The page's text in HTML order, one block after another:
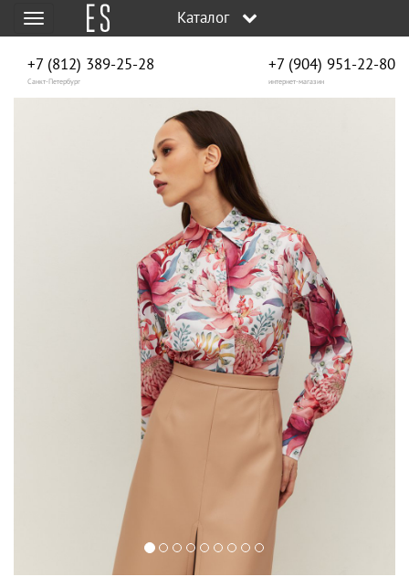
Меню Каталог
+7 (812) 389-25-28
Санкт-Петербург
+7 (904) 951‑22‑80
интернет-магазин